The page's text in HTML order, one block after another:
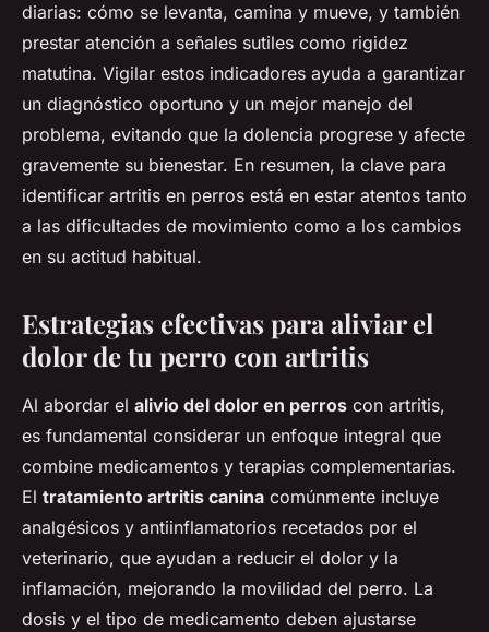
diarias: cómo se levanta, camina y mueve, y también
prestar atención a señales sutiles como rigidez
matutina. Vigilar estos indicadores ayuda a garantizar
un diagnóstico oportuno y un mejor manejo del
problema, evitando que la dolencia progrese y afecte
gravemente su bienestar. En resumen, la clave para
identificar artritis en perros está en estar atentos tanto
a las dificultades de movimiento como a los cambios
en su actitud habitual.
Estrategias efectivas para aliviar el
dolor de tu perro con artritis
Al abordar el alivio del dolor en perros con artritis,
es fundamental considerar un enfoque integral que
combine medicamentos y terapias complementarias.
El tratamiento artritis canina comúnmente incluye
analgésicos y antiinflamatorios recetados por el
veterinario, que ayudan a reducir el dolor y la
inflamación, mejorando la movilidad del perro. La
dosis y el tipo de medicamento deben ajustarse